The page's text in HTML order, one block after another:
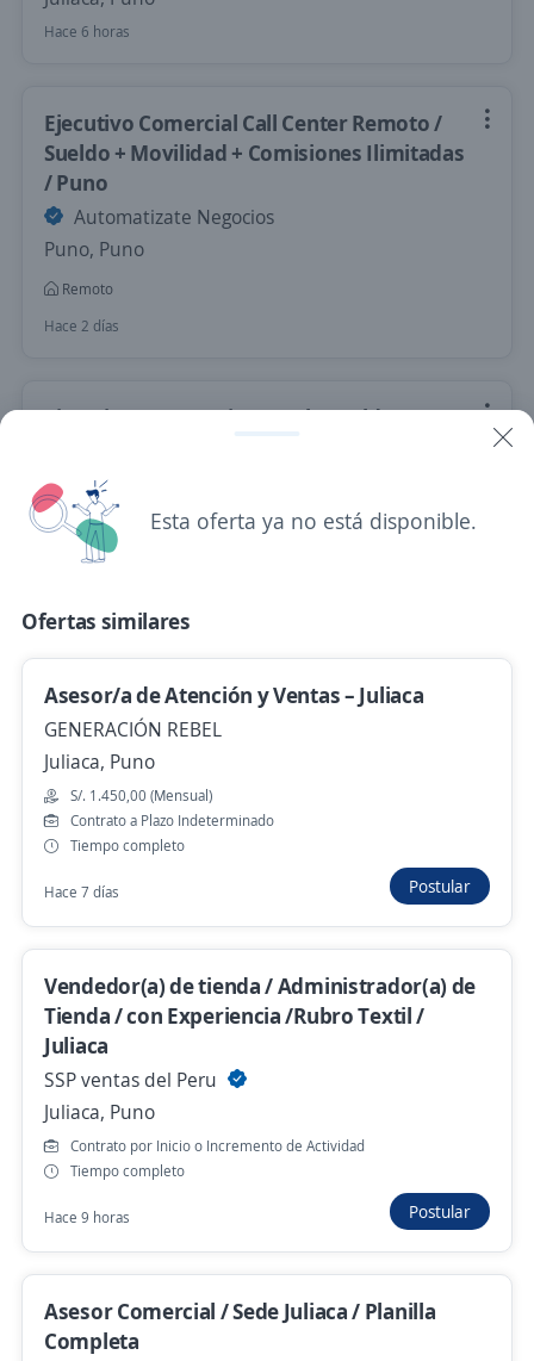
Hace 6 horas
Ejecutivo Comercial Call Center Remoto /
Sueldo + Movilidad + Comisiones Ilimitadas
/ Puno
Automatizate Negocios
Puno, Puno
Remoto
Hace 2 días
Ejecutivo Corporativo Entel / Sueldo +
Automatizate Negocios
Puno, Puno
Remoto
Se precisa Urgente Empleo destacado
¡J U L I A C A! Asesor de Préstamos por
Convenio BBVA
Importante empresa del sector
Juliaca, Puno
Hace 2 días
Asesor de seguro Convenios / Puno
4,5
Rimac Seguros y Reaseguros
Puno, Puno
Hace 4 días
Preventista / Vendedor de Campo/ Bodegas
Puno, Puno
Hace 4 días
Esta oferta ya no está disponible.
Ofertas similares
Asesor/a de Atención y Ventas – Juliaca
GENERACIÓN REBEL
Juliaca, Puno
S/. 1.450,00 (Mensual)
Contrato a Plazo Indeterminado
Tiempo completo
Hace 7 días Postular
Vendedor(a) de tienda / Administrador(a) de
Tienda / con Experiencia /Rubro Textil /
Juliaca
SSP ventas del Peru
Juliaca, Puno
Contrato por Inicio o Incremento de Actividad
Tiempo completo
Hace 9 horas Postular
Asesor Comercial / Sede Juliaca / Planilla
Completa